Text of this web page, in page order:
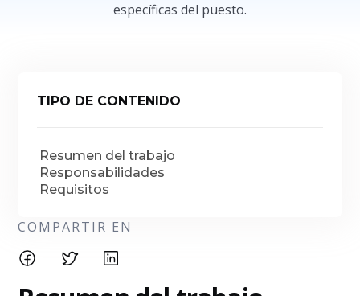
específicas del puesto.
TIPO DE CONTENIDO
Resumen del trabajo
Responsabilidades
Requisitos
COMPARTIR EN